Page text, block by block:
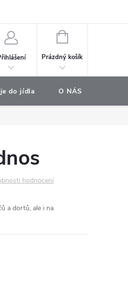
NÁKUPNÍ
Prázdný košík
do jídla O NÁS
hodnocení
a dortů, ale i na